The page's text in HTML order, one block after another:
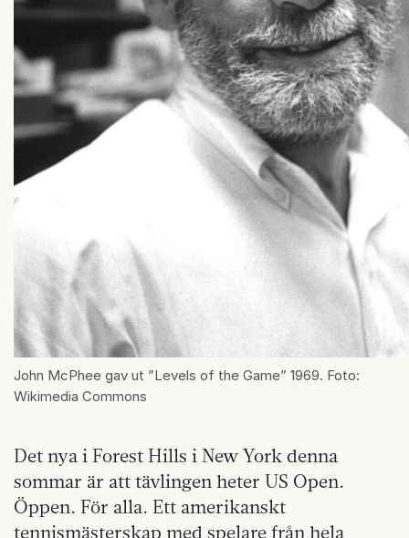
John McPhee gav ut ”Levels of the Game” 1969. Foto:
Wikimedia Commons
Det nya i Forest Hills i New York denna
sommar är att tävlingen heter US Open.
Öppen. För alla. Ett amerikanskt
tennismästerskap med spelare från hela